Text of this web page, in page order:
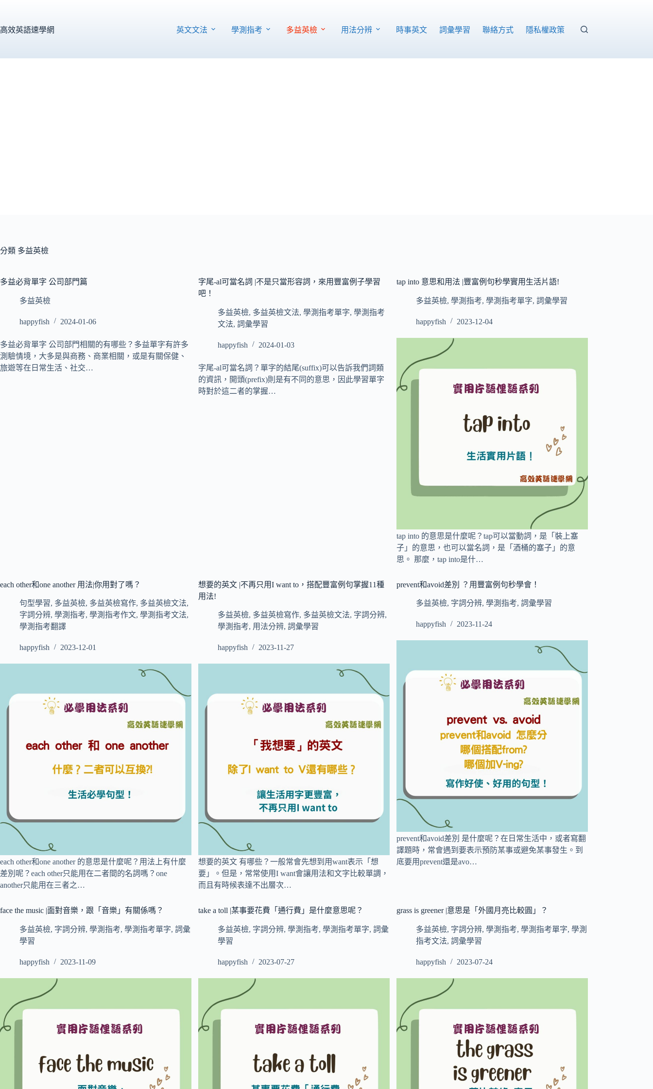
主
高效英語速學網 英文文法 學測指考 多益英檢 用法分辨 時事英文 詞彙學習 聯絡方式 隱私權政策
分類 多益英檢
多益必背單字 公司部門篇
多益英檢
happyfish 2024-01-06
多益必背單字 公司部門相關的有哪些？多益單字有許多
測驗情境，大多是與商務、商業相關，或是有關保健、
旅遊等在日常生活、社交…
字尾-al可當名詞 |不是只當形容詞，來用豐富例子學習
吧！
多益英檢, 多益英檢文法, 學測指考單字, 學測指考
文法, 詞彙學習
happyfish 2024-01-03
字尾-al可當名詞？單字的結尾(suffix)可以告訴我們詞類
的資訊，開頭(prefix)則是有不同的意思，因此學習單字
時對於這二者的掌握…
tap into 意思和用法 |豐富例句秒學實用生活片語!
多益英檢, 學測指考, 學測指考單字, 詞彙學習
happyfish 2023-12-04
tap into 的意思是什麼呢？tap可以當動詞，是「裝上塞
子」的意思，也可以當名詞，是「酒桶的塞子」的意
思。 那麼，tap into是什…
each other和one another 用法|你用對了嗎？
句型學習, 多益英檢, 多益英檢寫作, 多益英檢文法,
字詞分辨, 學測指考, 學測指考作文, 學測指考文法,
學測指考翻譯
happyfish 2023-12-01
each other和one another 的意思是什麼呢？用法上有什麼
差別呢？each other只能用在二者間的名詞嗎？one
another只能用在三者之…
想要的英文 |不再只用I want to，搭配豐富例句掌握11種
用法!
多益英檢, 多益英檢寫作, 多益英檢文法, 字詞分辨,
學測指考, 用法分辨, 詞彙學習
happyfish 2023-11-27
想要的英文 有哪些？一般常會先想到用want表示「想
要」。但是，常常使用I want會讓用法和文字比較單調，
而且有時候表達不出層次…
prevent和avoid差別 ？用豐富例句秒學會！
多益英檢, 字詞分辨, 學測指考, 詞彙學習
happyfish 2023-11-24
prevent和avoid差別 是什麼呢？在日常生活中，或者寫翻
譯題時，常會遇到要表示預防某事或避免某事發生。到
底要用prevent還是avo…
face the music |面對音樂，跟「音樂」有關係嗎？
多益英檢, 字詞分辨, 學測指考, 學測指考單字, 詞彙
學習
happyfish 2023-11-09
take a toll |某事要花費「通行費」是什麼意思呢？
多益英檢, 字詞分辨, 學測指考, 學測指考單字, 詞彙
學習
happyfish 2023-07-27
grass is greener |意思是「外國月亮比較圓」？
多益英檢, 字詞分辨, 學測指考, 學測指考單字, 學測
指考文法, 詞彙學習
happyfish 2023-07-24